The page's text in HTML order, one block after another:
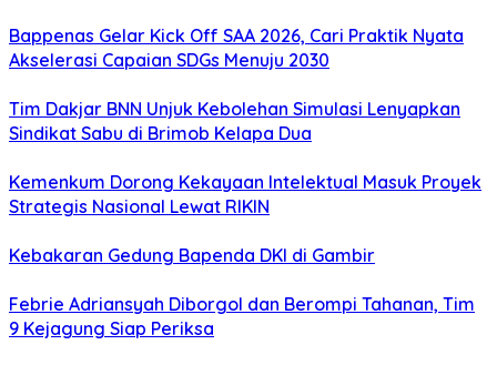
Bappenas Gelar Kick Off SAA 2026, Cari Praktik Nyata
Akselerasi Capaian SDGs Menuju 2030
Tim Dakjar BNN Unjuk Kebolehan Simulasi Lenyapkan
Sindikat Sabu di Brimob Kelapa Dua
Kemenkum Dorong Kekayaan Intelektual Masuk Proyek
Strategis Nasional Lewat RIKIN
Kebakaran Gedung Bapenda DKI di Gambir
Febrie Adriansyah Diborgol dan Berompi Tahanan, Tim
9 Kejagung Siap Periksa